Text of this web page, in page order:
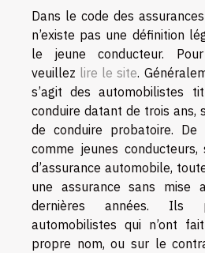
Dans le code des
n’existe pas une définition
le jeune conducteur.
veuillez lire le site.
s’agit des automobilistes
conduire datant de trois ans,
de conduire probatoire. De
comme jeunes
d’assurance automobile,
une assurance sans mise
dernières années. Ils
automobilistes qui n’ont
propre nom, ou sur le